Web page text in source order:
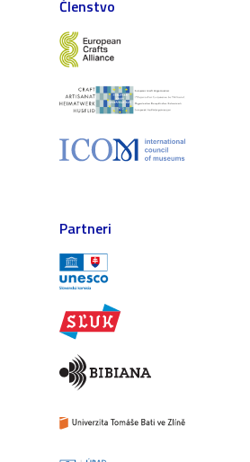
Členstvo
Partneri